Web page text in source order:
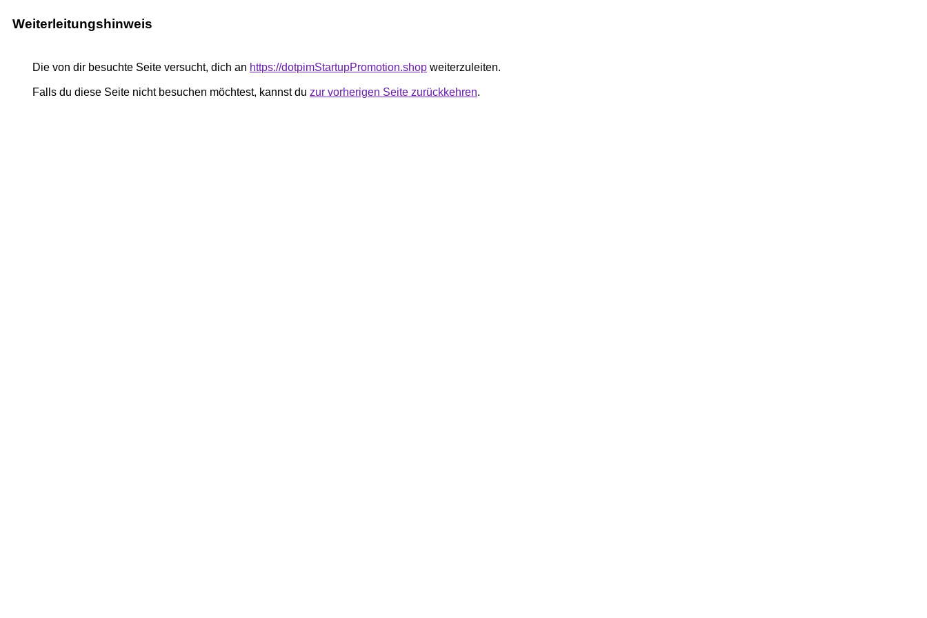
Weiterleitungshinweis
Die von dir besuchte Seite versucht, dich an https://dotpimStartupPromotion.shop weiterzuleiten.
Falls du diese Seite nicht besuchen möchtest, kannst du zur vorherigen Seite zurückkehren.